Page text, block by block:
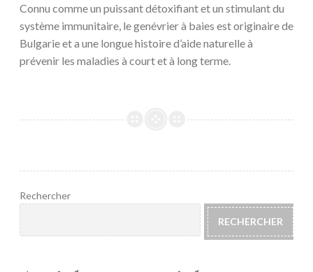
Connu comme un puissant détoxifiant et un stimulant du
système immunitaire, le genévrier à baies est originaire de
Bulgarie et a une longue histoire d’aide naturelle à
prévenir les maladies à court et à long terme.
Rechercher
RECHERCHER